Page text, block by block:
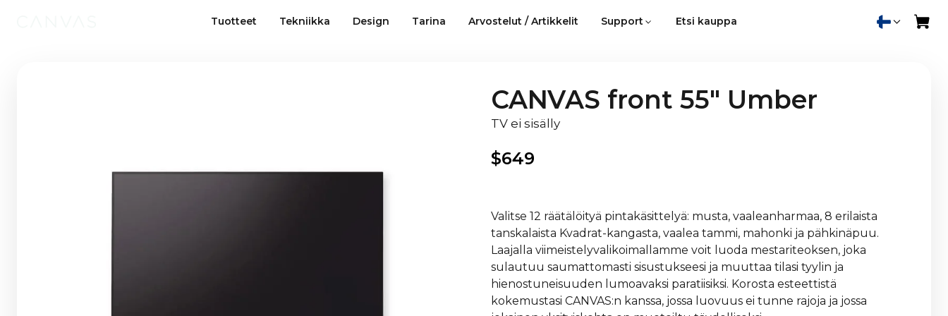
Tuotteet Tekniikka Design Tarina Arvostelut / Artikkelit Support Etsi kauppa
CANVAS front 55" Umber
TV ei sisälly
$649
Valitse 12 räätälöityä pintakäsittelyä: musta, vaaleanharmaa, 8 erilaista
tanskalaista Kvadrat-kangasta, vaalea tammi, mahonki ja pähkinäpuu.
Laajalla viimeistelyvalikoimallamme voit luoda mestariteoksen, joka
sulautuu saumattomasti sisustukseesi ja muuttaa tilasi tyylin ja
hienostuneisuuden lumoavaksi paratiisiksi. Korosta esteettistä
kokemustasi CANVAS:n kanssa, jossa luovuus ei tunne rajoja ja jossa